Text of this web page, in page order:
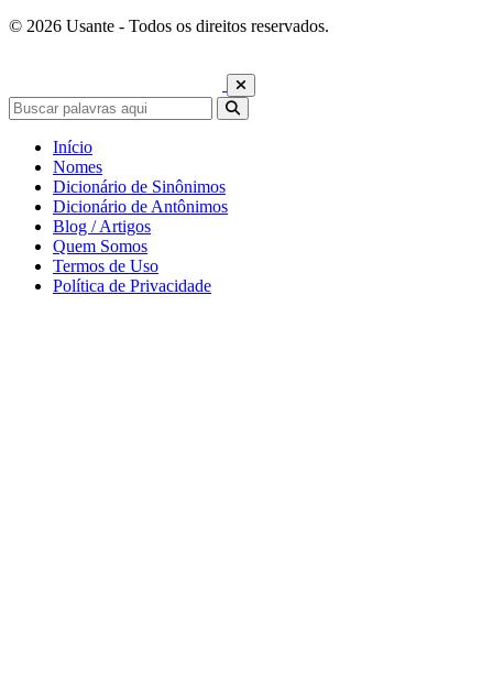
© 2026 Usante - Todos os direitos reservados.
Início
Nomes
Dicionário de Sinônimos
Dicionário de Antônimos
Blog / Artigos
Quem Somos
Termos de Uso
Política de Privacidade